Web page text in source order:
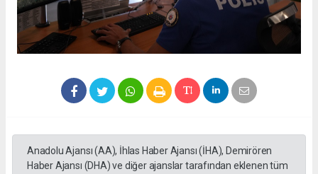
Anadolu Ajansı (AA), İhlas Haber Ajansı (İHA), Demirören
Haber Ajansı (DHA) ve diğer ajanslar tarafından eklenen tüm